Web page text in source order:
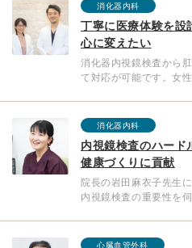
消化器内科
丁寧に医療体験を設
心に変えたい
消化器内視鏡検査から
て対応が可能です。女
消化器内科
内視鏡検査のハード
健康づくりに貢献
院長の岩田麻衣子先生
内視鏡検査の重要性を伺
心臓血管外科